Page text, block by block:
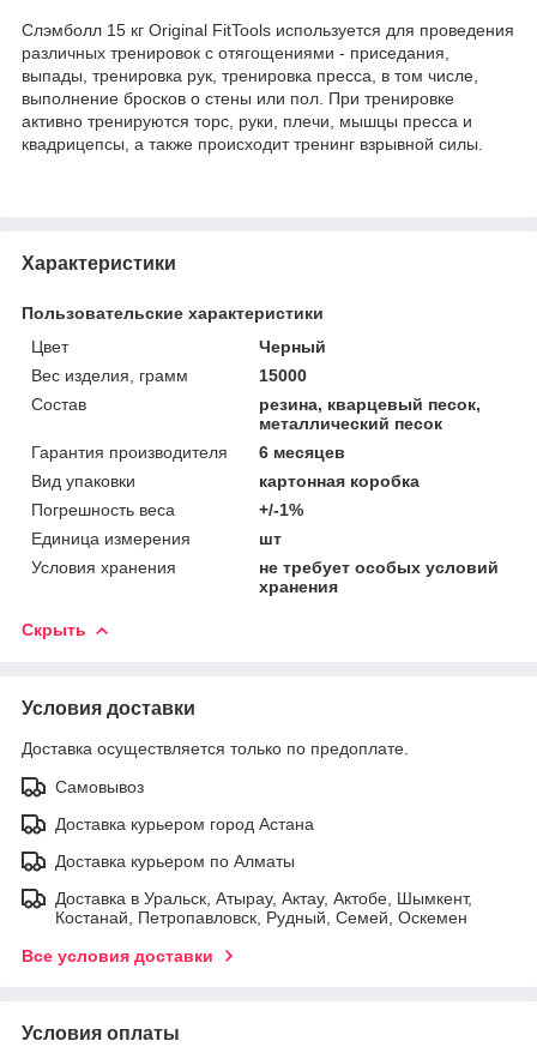
Слэмболл 15 кг Original FitTools используется для проведения
различных тренировок с отягощениями - приседания,
выпады, тренировка рук, тренировка пресса, в том числе,
выполнение бросков о стены или пол. При тренировке
активно тренируются торс, руки, плечи, мышцы пресса и
квадрицепсы, а также происходит тренинг взрывной силы.
Характеристики
Пользовательские характеристики
Цвет
Черный
Вес изделия, грамм
15000
Состав
резина, кварцевый песок,
металлический песок
Гарантия производителя
6 месяцев
Вид упаковки
картонная коробка
Погрешность веса
+/-1%
Единица измерения
шт
Условия хранения
не требует особых условий
хранения
Скрыть
Условия доставки
Доставка осуществляется только по предоплате.
Самовывоз
Доставка курьером город Астана
Доставка курьером по Алматы
Доставка в Уральск, Атырау, Актау, Актобе, Шымкент,
Костанай, Петропавловск, Рудный, Семей, Оскемен
Все условия доставки
Условия оплаты